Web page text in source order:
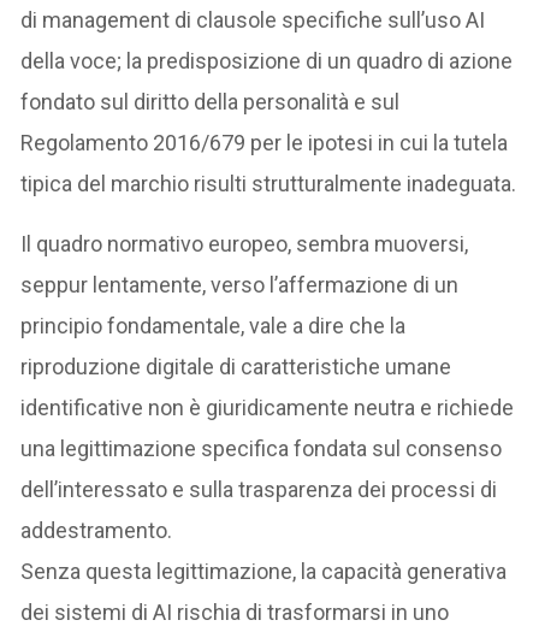
di management di clausole specifiche sull’uso AI
della voce; la predisposizione di un quadro di azione
fondato sul diritto della personalità e sul
Regolamento 2016/679 per le ipotesi in cui la tutela
tipica del marchio risulti strutturalmente inadeguata.
Il quadro normativo europeo, sembra muoversi,
seppur lentamente, verso l’affermazione di un
principio fondamentale, vale a dire che la
riproduzione digitale di caratteristiche umane
identificative non è giuridicamente neutra e richiede
una legittimazione specifica fondata sul consenso
dell’interessato e sulla trasparenza dei processi di
addestramento.
Senza questa legittimazione, la capacità generativa
dei sistemi di AI rischia di trasformarsi in uno